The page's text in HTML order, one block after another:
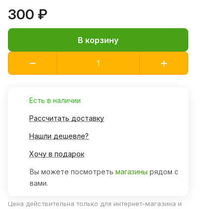
300 ₽
В корзину
Есть в наличии
Рассчитать доставку
Нашли дешевле?
Хочу в подарок
Вы можете посмотреть магазины рядом с
вами.
Цена действительна только для интернет-магазина и